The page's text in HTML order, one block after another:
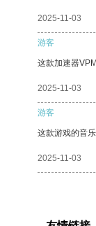
2025-11-03
游客
这款加速器
2025-11-03
游客
这款游戏的音
2025-11-03